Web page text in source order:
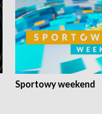
Sportowy weekend